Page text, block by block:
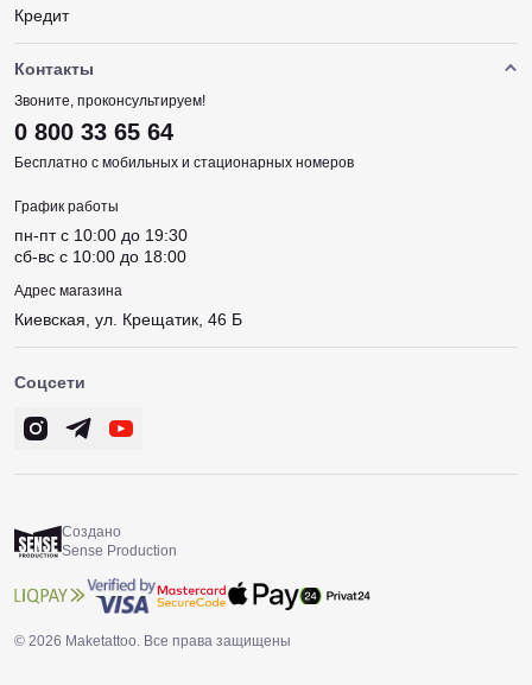
Кредит
Контакты
Звоните, проконсультируем!
0 800 33 65 64
Бесплатно с мобильных и стационарных номеров
График работы
пн-пт c 10:00 до 19:30
сб-вс c 10:00 до 18:00
Адрес магазина
Киевская, ул. Крещатик, 46 Б
Соцсети
Создано
Sense Production
© 2026 Maketattoo. Все права защищены